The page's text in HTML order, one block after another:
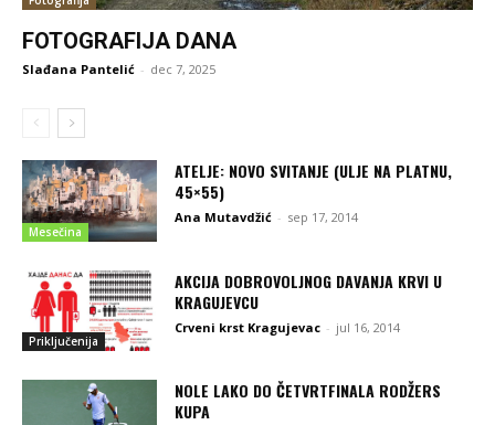
FOTOGRAFIJA DANA
Slađana Pantelić - dec 7, 2025
Mesečina
ATELJE: NOVO SVITANJE (ULJE NA PLATNU,
45×55)
Ana Mutavdžić - sep 17, 2014
Priključenija
AKCIJA DOBROVOLJNOG DAVANJA KRVI U
KRAGUJEVCU
Crveni krst Kragujevac - jul 16, 2014
NOLE LAKO DO ČETVRTFINALA RODŽERS
KUPA